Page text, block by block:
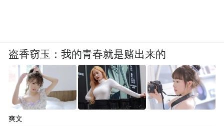
盗香窃玉：我的青春就是赌出来的
爽文